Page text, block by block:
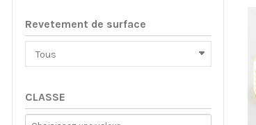
Revetement de surface
CLASSE